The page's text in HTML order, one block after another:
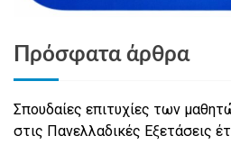
Πρόσφατα άρθρα
Σπουδαίες επιτυχίες των
στις Πανελλαδικές Εξετάσεις